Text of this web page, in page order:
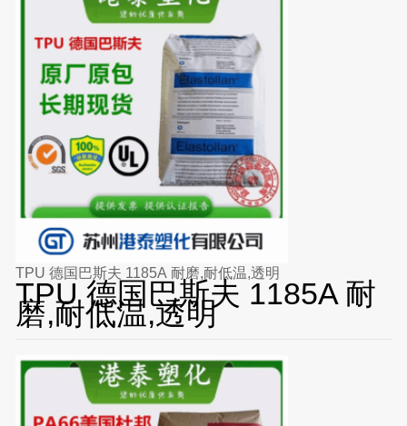
TPU 德国巴斯夫 1185A 耐磨,耐低温,透明
TPU 德国巴斯夫 1185A 耐
磨,耐低温,透明